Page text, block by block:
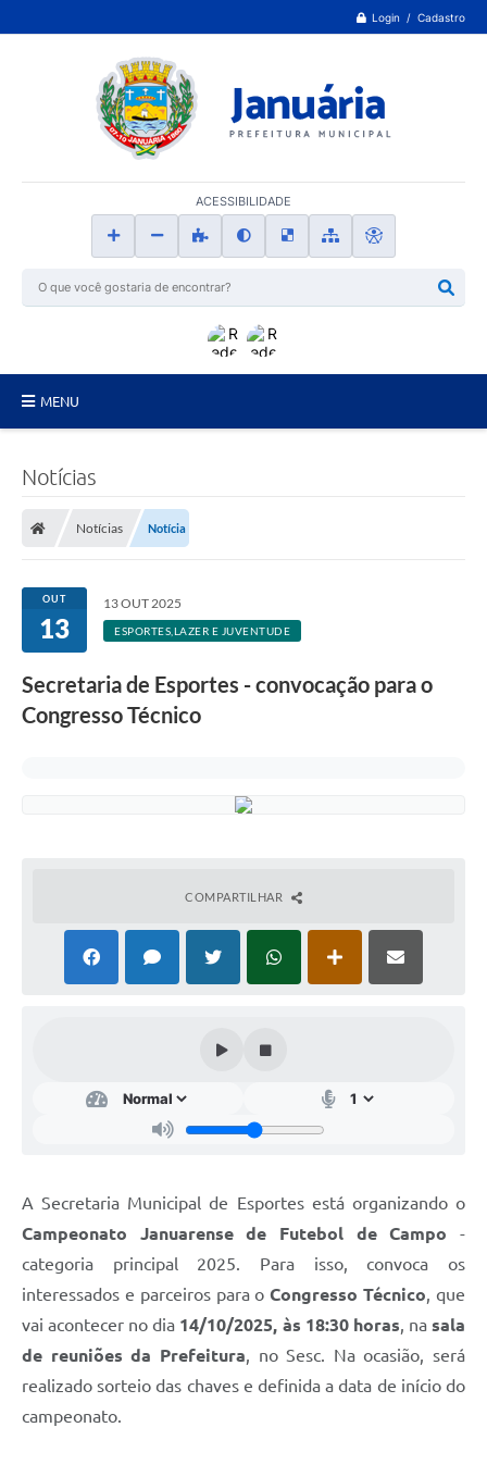
Login / Cadastro
ACESSIBILIDADE
MENU
Secretarias
Tributos
Contratos
Ouvidoria
Galeria de Vídeos
Diário Oficial
Links
Serviços Online
Enquete
Notícias
Notícias Notícia
OUT
13
13 OUT 2025
ESPORTES,LAZER E JUVENTUDE
Secretaria de Esportes - convocação para o
Congresso Técnico
COMPARTILHAR
A Secretaria Municipal de Esportes está organizando o
Campeonato Januarense de Futebol de Campo -
categoria principal 2025. Para isso, convoca os
interessados e parceiros para oCongresso Técnico, que
vai acontecer no dia 14/10/2025, às 18:30 horas, nasala
de reuniões da Prefeitura, no Sesc. Na ocasião, será
realizado sorteio das chaves e definida a data de início do
campeonato.